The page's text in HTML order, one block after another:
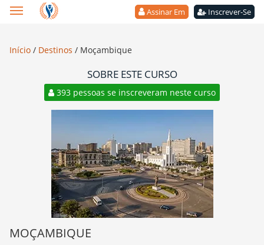
Assinar Em Inscrever-Se
Início / Destinos / Moçambique
SOBRE ESTE CURSO
393 pessoas se inscreveram neste curso
MOÇAMBIQUE